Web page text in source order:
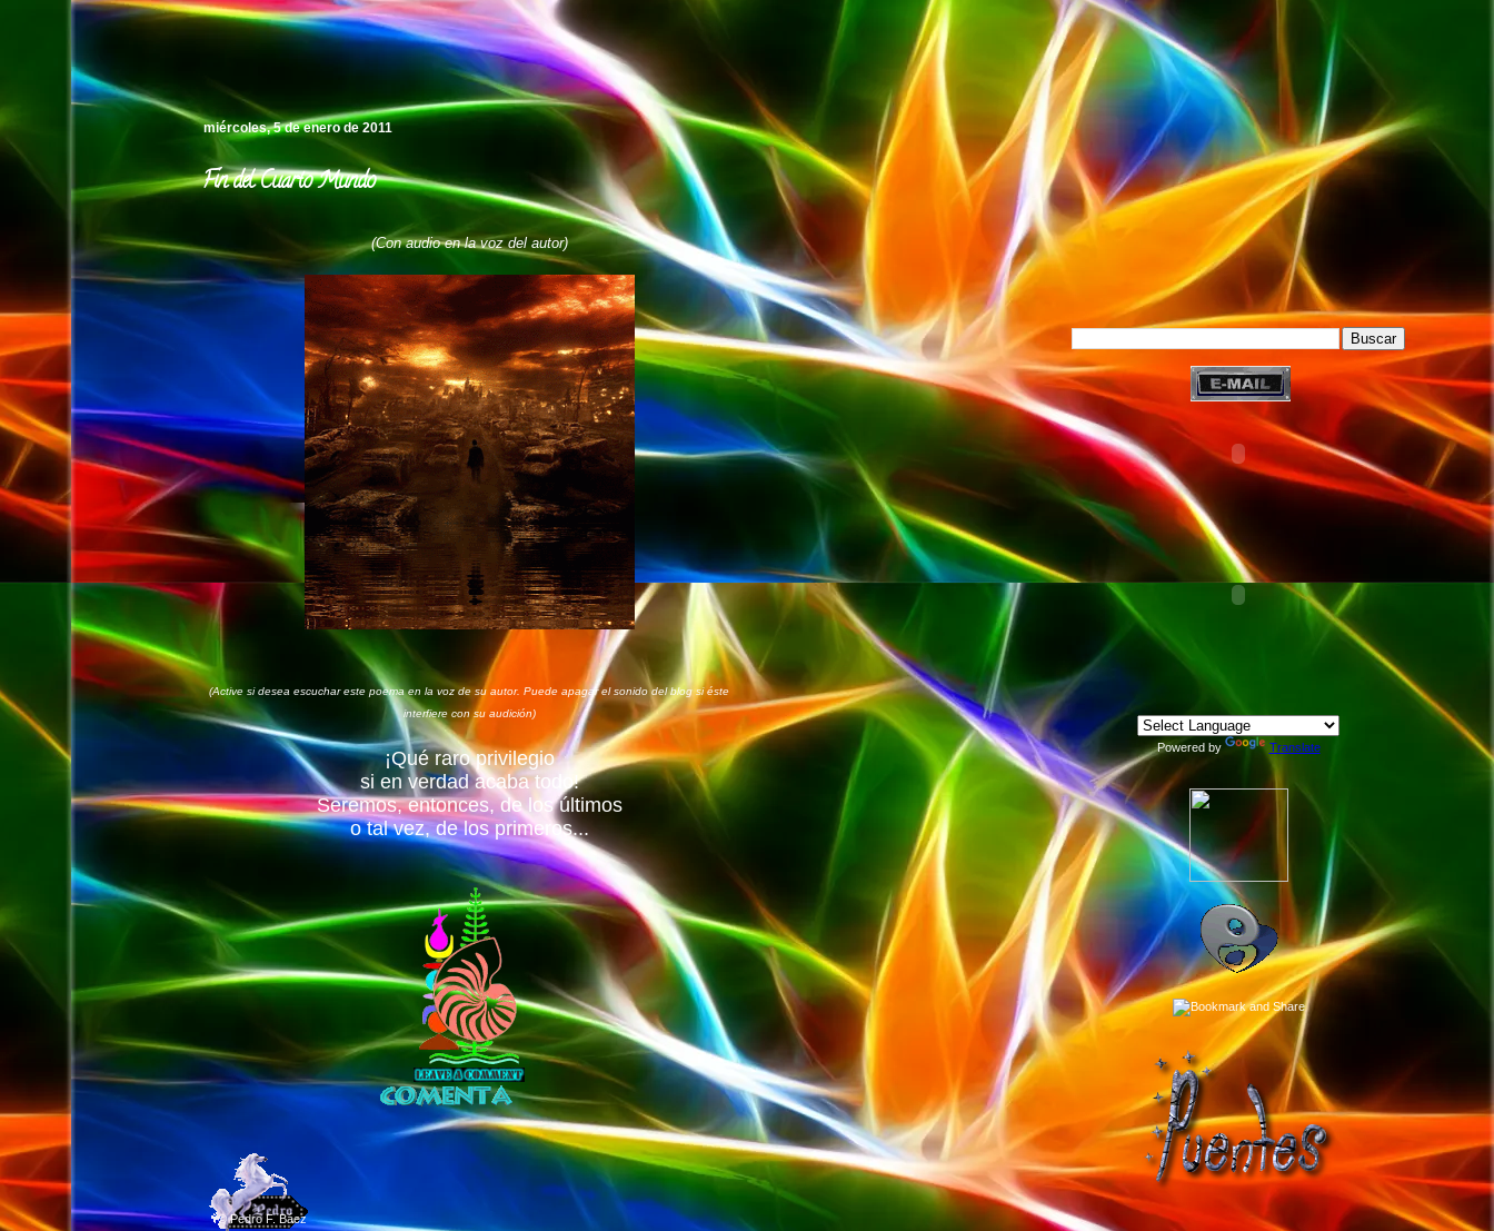
miércoles, 5 de enero de 2011
Fin del Cuarto Mundo
(Con audio en la voz del autor)
(Active si desea escuchar este poema en la voz de su autor. Puede apagar el sonido del blog si éste
interfiere con su audición)
¡Qué raro privilegio
si en verdad acaba todo!
Seremos, entonces, de los últimos
o tal vez, de los primeros...
©Pedro F. Báez
Powered by Translate